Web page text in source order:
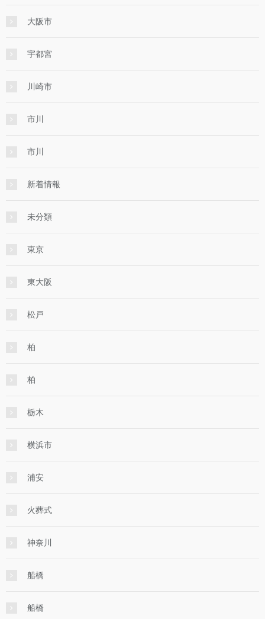
大阪市
宇都宮
川崎市
市川
市川
新着情報
未分類
東京
東大阪
松戸
柏
柏
栃木
横浜市
浦安
火葬式
神奈川
船橋
船橋